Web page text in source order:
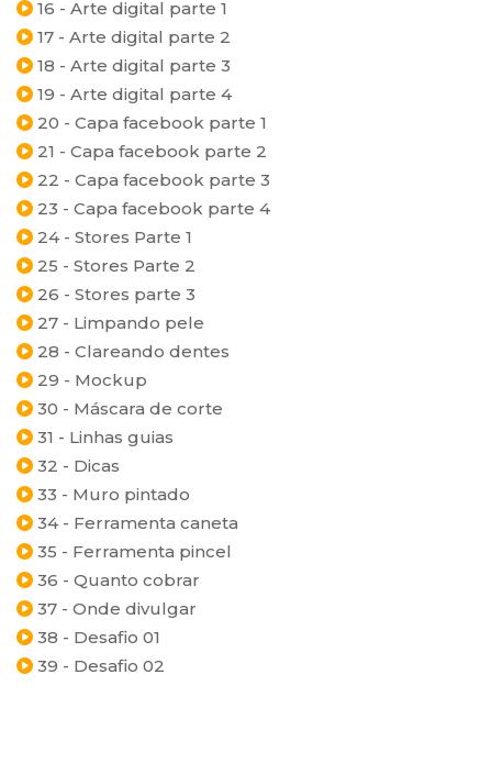
16 - Arte digital parte 1
17 - Arte digital parte 2
18 - Arte digital parte 3
19 - Arte digital parte 4
20 - Capa facebook parte 1
21 - Capa facebook parte 2
22 - Capa facebook parte 3
23 - Capa facebook parte 4
24 - Stores Parte 1
25 - Stores Parte 2
26 - Stores parte 3
27 - Limpando pele
28 - Clareando dentes
29 - Mockup
30 - Máscara de corte
31 - Linhas guias
32 - Dicas
33 - Muro pintado
34 - Ferramenta caneta
35 - Ferramenta pincel
36 - Quanto cobrar
37 - Onde divulgar
38 - Desafio 01
39 - Desafio 02